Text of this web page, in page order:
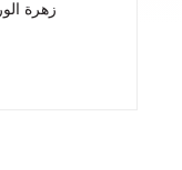
زهرة